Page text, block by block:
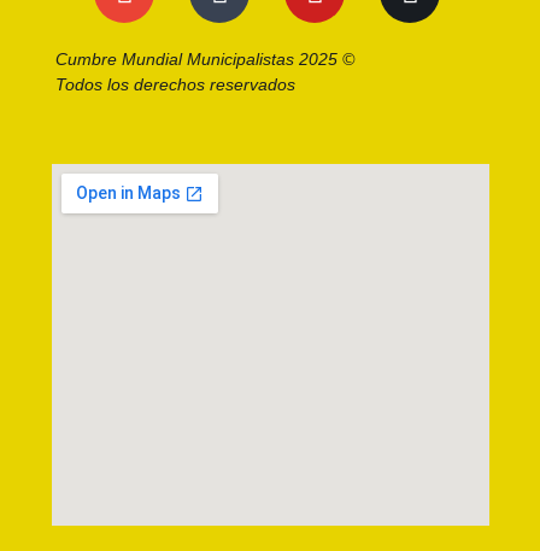
Cumbre Mundial Municipalistas 2025 ©
Todos los derechos reservados